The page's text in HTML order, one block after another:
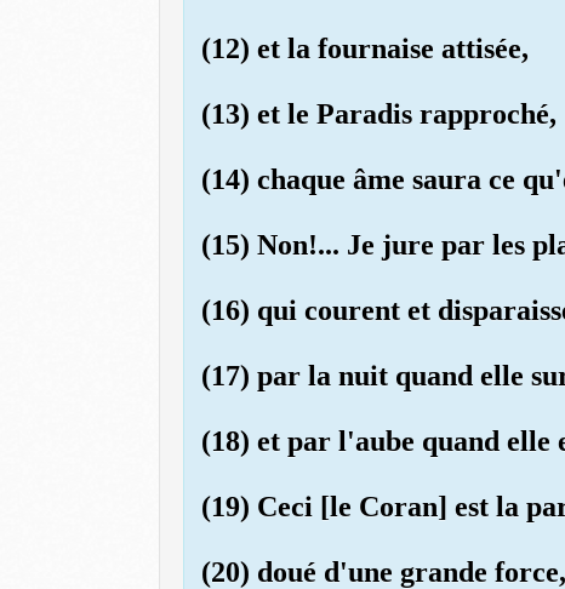
(12) et la fournaise attisée,
(13) et le Paradis rapproché,
(14) chaque âme saura ce
(15) Non!... Je jure par les
(16) qui courent et
(17) par la nuit quand elle
(18) et par l'aube quand elle
(19) Ceci [le Coran] est la
(20) doué d'une grande